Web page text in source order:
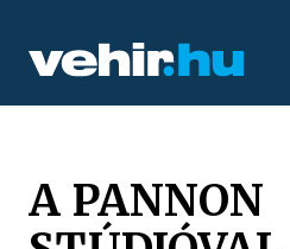
A PANNON